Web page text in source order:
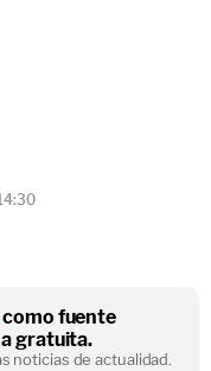
como fuente
gratuita.
noticias de actualidad.